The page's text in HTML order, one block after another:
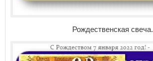
Рождественская свеча.